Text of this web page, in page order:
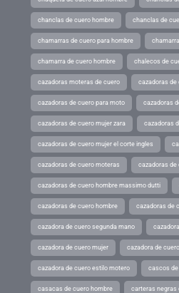
chanclas de cuero hombre chanclas de
chamarras de cuero para hombre
chamarra de cuero hombre chalecos de
cazadoras moteras de cuero cazadoras de
cazadoras de cuero para moto cazadoras
cazadoras de cuero mujer zara cazadoras
cazadoras de cuero mujer el corte ingles
cazadoras de cuero moteras cazadoras de
cazadoras de cuero hombre massimo dutti
cazadoras de cuero hombre cazadoras de
cazadora de cuero segunda mano
cazadora de cuero mujer cazadora de
cazadora de cuero estilo motero cascos
casacas de cuero hombre carteras negras